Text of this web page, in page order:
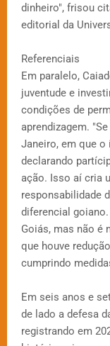
dinheiro", frisou
editorial da
Referenciais
Em paralelo,
juventude e
condições de
aprendizagem.
Janeiro, em que o
declarando
ação. Isso aí cria
responsabilidade
diferencial
Goiás, mas não é
que houve
cumprindo
Em seis anos e
de lado a defesa
registrando em